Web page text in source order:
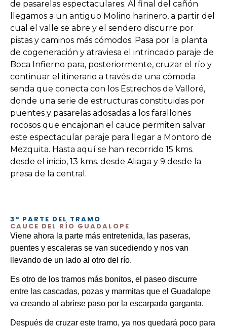
de pasarelas espectaculares. Al final del cañón
llegamos a un antiguo Molino harinero, a partir del
cual el valle se abre y el sendero discurre por
pistas y caminos más cómodos. Pasa por la planta
de cogeneración y atraviesa el intrincado paraje de
Boca Infierno para, posteriormente, cruzar el río y
continuar el itinerario a través de una cómoda
senda que conecta con los Estrechos de Valloré,
donde una serie de estructuras constituidas por
puentes y pasarelas adosadas a los farallones
rocosos que encajonan el cauce permiten salvar
este espectacular paraje para llegar a Montoro de
Mezquita. Hasta aquí se han recorrido 15 kms.
desde el inicio, 13 kms. desde Aliaga y 9 desde la
presa de la central.
3ª PARTE DEL TRAMO
CAUCE DEL RÍO GUADALOPE
Viene ahora la parte más entretenida, las paseras,
puentes y escaleras se van sucediendo y nos van
llevando de un lado al otro del río.
Es otro de los tramos más bonitos, el paseo discurre
entre las cascadas, pozas y marmitas que el Guadalope
va creando al abrirse paso por la escarpada garganta.
Después de cruzar este tramo, ya nos quedará poco para